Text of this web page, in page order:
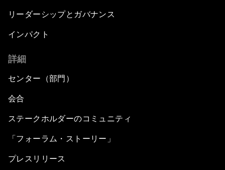
リーダーシップとガバナンス
インパクト
詳細
センター（部門）
会合
ステークホルダーのコミュニティ
「フォーラム・ストーリー」
プレスリリース